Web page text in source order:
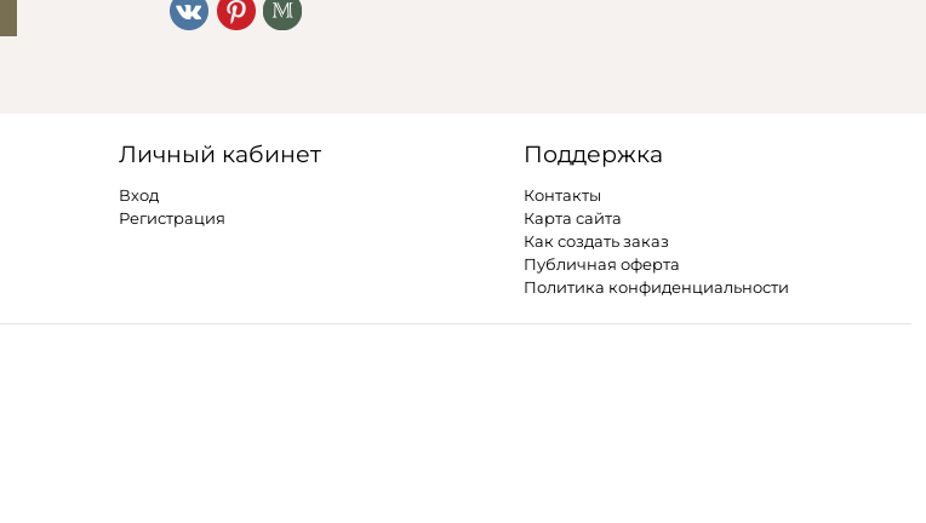
Личный кабинет
Вход
Регистрация
Поддержка
Контакты
Карта сайта
Как создать заказ
Публичная оферта
Политика конфиденциальности